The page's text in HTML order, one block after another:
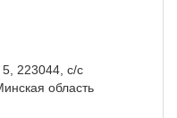
223044, с/с
область